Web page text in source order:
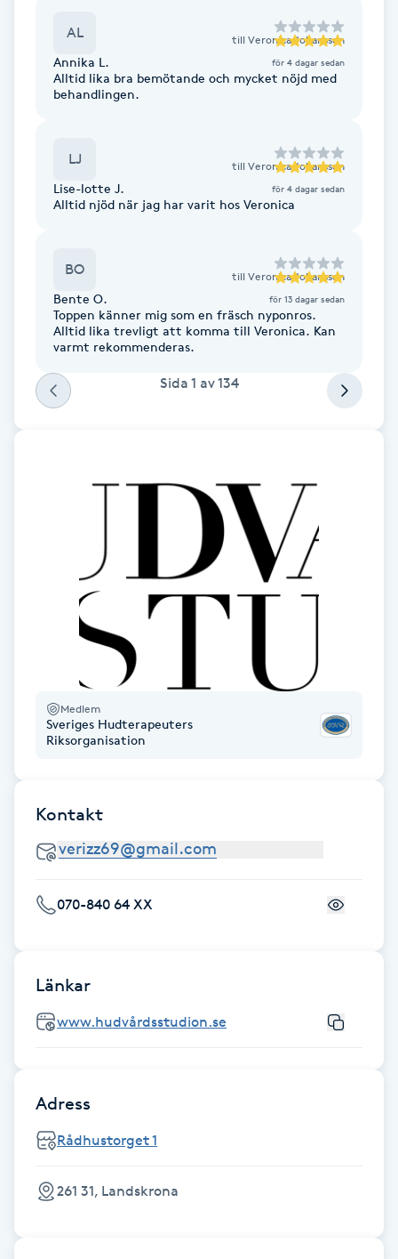
Liktornar
LPG-behandling
Luggklippning
Lymfmassage
Läpptatuering
M
Medial vägledning
Medicinsk massage
Meditation
Megavolymfransar
Melasma
Mesoterapi
Microshading
Mixfransar
Nagelförlängning
Nagelförlängning akryl
Nagelförlängning gelé
AL till Veronica Johansson
Annika L. för 4 dagar sedan
Alltid lika bra bemötande och mycket nöjd med
behandlingen.
LJ till Veronica Johansson
Lise-lotte J. för 4 dagar sedan
Alltid njöd när jag har varit hos Veronica
BO till Veronica Johansson
Bente O. för 13 dagar sedan
Toppen känner mig som en fräsch nyponros.
Alltid lika trevligt att komma till Veronica. Kan
varmt rekommenderas.
Sida 1 av134
Medlem
Sveriges Hudterapeuters
Riksorganisation
Kontakt
070-840 64 XX
Länkar
www.hudvårdsstudion.se
Adress
Rådhustorget 1
261 31, Landskrona